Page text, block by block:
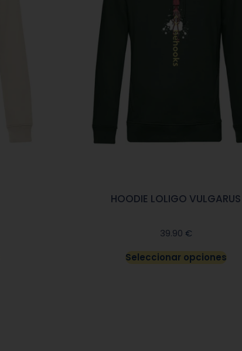
HOODIE LOLIGO VULGARUS
39.90 €
Seleccionar opciones